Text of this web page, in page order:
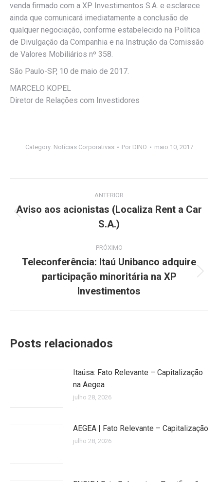
venda firmado com a XP Investimentos S.A. e esclarece
ainda que comunicará imediatamente a conclusão de
qualquer negociação, conforme estabelecido na Política
de Divulgação da Companhia e na Instrução da Comissão
de Valores Mobiliários nº 358.
São Paulo-SP, 10 de maio de 2017.
MARCELO KOPEL
Diretor de Relações com Investidores
Category: Notícias Corporativas Por DINO maio 10, 2017
de
ANTERIOR
Post
anterior:
Aviso aos acionistas (Localiza Rent a Car
S.A.)
PRÓXIMO
Próximo
post:
Teleconferência: Itaú Unibanco adquire
participação minoritária na XP
Investimentos
Posts relacionados
Itaúsa: Fato Relevante – Capitalização
na Aegea
julho 28, 2026
AEGEA | Fato Relevante – Capitalização
julho 28, 2026